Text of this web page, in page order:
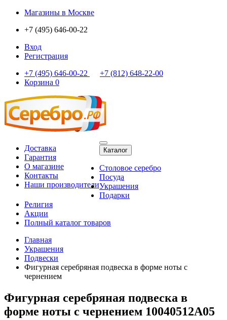
Магазины в Москве
+7 (495) 646-00-22
Вход
Регистрация
+7 (495) 646-00-22
+7 (812) 648-22-00
Корзина 0
Доставка
Гарантия
О магазине
Контакты
Наши производители
Каталог
Столовое серебро
Посуда
Украшения
Подарки
Религия
Акции
Полный каталог товаров
Главная
Украшения
Подвески
Фигурная серебряная подвеска в форме ноты с
чернением
Фигурная серебряная подвеска в
форме ноты с чернением 10040512А05